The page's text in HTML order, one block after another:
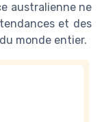
australienne ne
et des
monde entier.